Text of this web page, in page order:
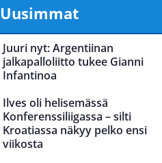
Uusimmat
Juuri nyt: Argentiinan
jalkapalloliitto tukee Gianni
Infantinoa
Ilves oli helisemässä
Konferenssiliigassa – silti
Kroatiassa näkyy pelko ensi
viikosta